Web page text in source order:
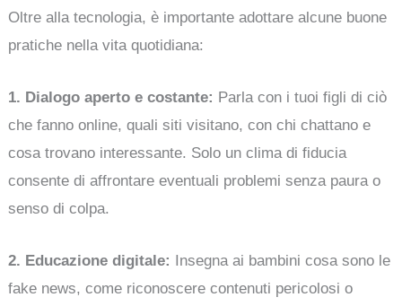
Oltre alla tecnologia, è importante adottare alcune buone
pratiche nella vita quotidiana:
1. Dialogo aperto e costante: Parla con i tuoi figli di ciò
che fanno online, quali siti visitano, con chi chattano e
cosa trovano interessante. Solo un clima di fiducia
consente di affrontare eventuali problemi senza paura o
senso di colpa.
2. Educazione digitale:
Insegna ai bambini cosa sono le
fake news, come riconoscere contenuti pericolosi o